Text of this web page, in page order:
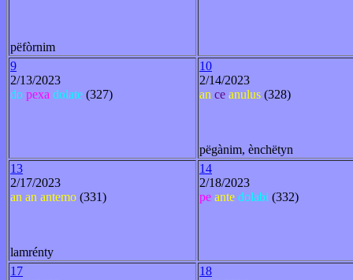
pëfòrnim
9
2/13/2023
do pexa dolate (327)
10
2/14/2023
an ce anulus (328)
pëgànim, ènchëtyn
13
2/17/2023
an an antemo (331)
lamrénty
14
2/18/2023
pe ante dolabi (332)
17
18